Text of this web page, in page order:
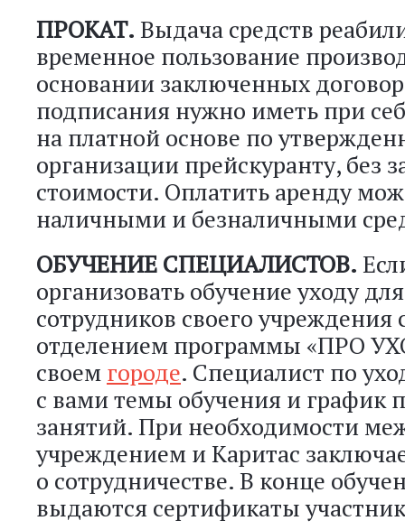
ПРОКАТ. Выдача средств
временное пользование
основании заключенных
подписания нужно иметь при
на платной основе по
организации прейскуранту, без
стоимости. Оплатить аренду
наличными и безналичными
ОБУЧЕНИЕ СПЕЦИАЛИСТОВ.
организовать обучение уходу для
сотрудников своего учреждения
отделением программы «ПРО
своем городе. Специалист по
с вами темы обучения и график
занятий. При необходимости
учреждением и Каритас
о сотрудничестве. В конце
выдаются сертификаты